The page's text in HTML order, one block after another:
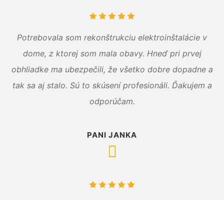
Potrebovala som rekonštrukciu elektroinštalácie v
dome, z ktorej som mala obavy. Hneď pri prvej
obhliadke ma ubezpečili, že všetko dobre dopadne a
tak sa aj stalo. Sú to skúsení profesionáli. Ďakujem a
odporúčam.
PANI JANKA